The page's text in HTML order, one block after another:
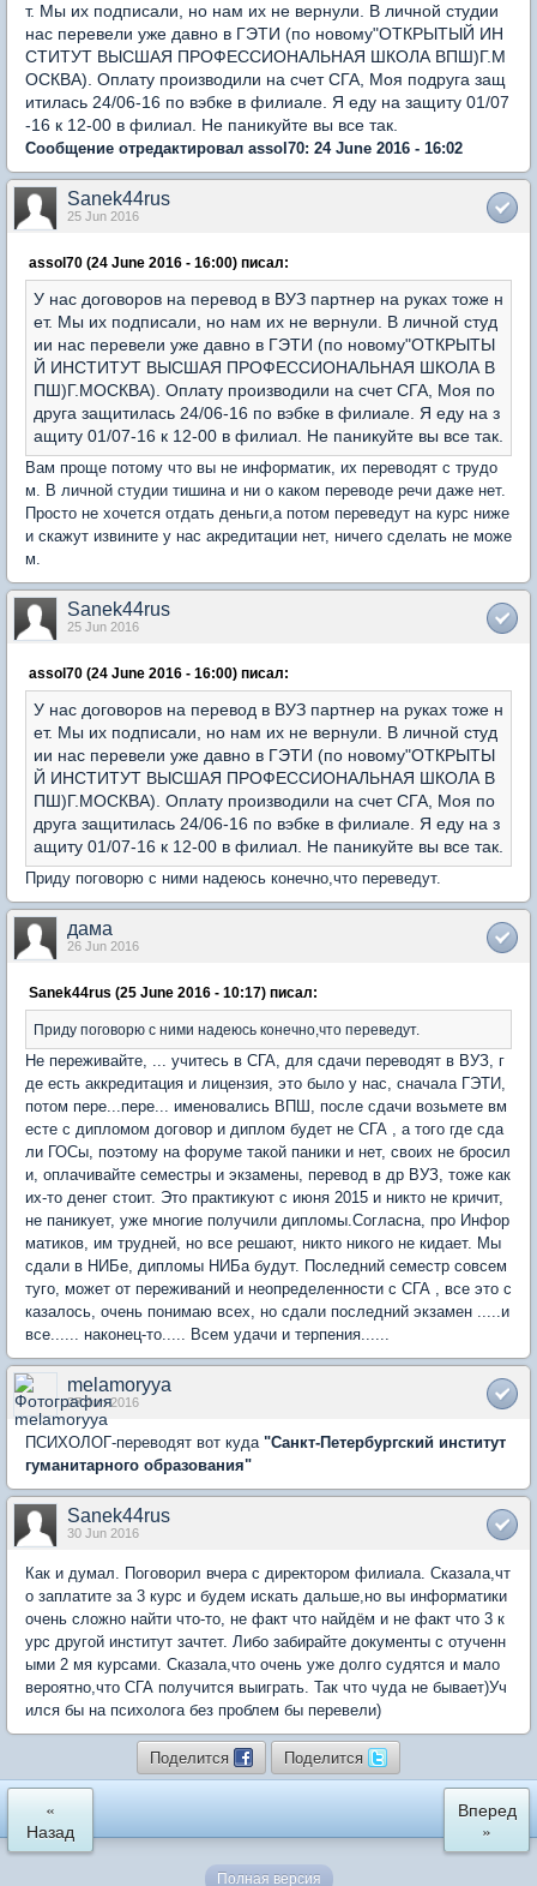
т. Мы их подписали, но нам их не вернули. В личной студии
нас перевели уже давно в ГЭТИ (по новому"ОТКРЫТЫЙ ИН
СТИТУТ ВЫСШАЯ ПРОФЕССИОНАЛЬНАЯ ШКОЛА ВПШ)Г.М
ОСКВА). Оплату производили на счет СГА, Моя подруга защ
итилась 24/06-16 по вэбке в филиале. Я еду на защиту 01/07
-16 к 12-00 в филиал. Не паникуйте вы все так.
Сообщение отредактировал assol70: 24 June 2016 - 16:02
Sanek44rus
25 Jun 2016
assol70 (24 June 2016 - 16:00) писал:
У нас договоров на перевод в ВУЗ партнер на руках тоже н
ет. Мы их подписали, но нам их не вернули. В личной студ
ии нас перевели уже давно в ГЭТИ (по новому"ОТКРЫТЫ
Й ИНСТИТУТ ВЫСШАЯ ПРОФЕССИОНАЛЬНАЯ ШКОЛА В
ПШ)Г.МОСКВА). Оплату производили на счет СГА, Моя по
друга защитилась 24/06-16 по вэбке в филиале. Я еду на з
ащиту 01/07-16 к 12-00 в филиал. Не паникуйте вы все так.
Вам проще потому что вы не информатик, их переводят с трудо
м. В личной студии тишина и ни о каком переводе речи даже нет.
Просто не хочется отдать деньги,а потом переведут на курс ниже
и скажут извините у нас акредитации нет, ничего сделать не може
м.
Sanek44rus
25 Jun 2016
assol70 (24 June 2016 - 16:00) писал:
У нас договоров на перевод в ВУЗ партнер на руках тоже н
ет. Мы их подписали, но нам их не вернули. В личной студ
ии нас перевели уже давно в ГЭТИ (по новому"ОТКРЫТЫ
Й ИНСТИТУТ ВЫСШАЯ ПРОФЕССИОНАЛЬНАЯ ШКОЛА В
ПШ)Г.МОСКВА). Оплату производили на счет СГА, Моя по
друга защитилась 24/06-16 по вэбке в филиале. Я еду на з
ащиту 01/07-16 к 12-00 в филиал. Не паникуйте вы все так.
Приду поговорю с ними надеюсь конечно,что переведут.
дама
26 Jun 2016
Sanek44rus (25 June 2016 - 10:17) писал:
Приду поговорю с ними надеюсь конечно,что переведут.
Не переживайте, ... учитесь в СГА, для сдачи переводят в ВУЗ, г
де есть аккредитация и лицензия, это было у нас, сначала ГЭТИ,
потом пере...пере... именовались ВПШ, после сдачи возьмете вм
есте с дипломом договор и диплом будет не СГА , а того где сда
ли ГОСы, поэтому на форуме такой паники и нет, своих не бросил
и, оплачивайте семестры и экзамены, перевод в др ВУЗ, тоже как
их-то денег стоит. Это практикуют с июня 2015 и никто не кричит,
не паникует, уже многие получили дипломы.Согласна, про Инфор
матиков, им трудней, но все решают, никто никого не кидает. Мы
сдали в НИБе, дипломы НИБа будут. Последний семестр совсем
туго, может от переживаний и неопределенности с СГА , все это с
казалось, очень понимаю всех, но сдали последний экзамен .....и
все...... наконец-то..... Всем удачи и терпения......
melamoryya
27 Jun 2016
ПСИХОЛОГ-переводят вот куда "Санкт-Петербургский институт
гуманитарного образования"
Sanek44rus
30 Jun 2016
Как и думал. Поговорил вчера с директором филиала. Сказала,чт
о заплатите за 3 курс и будем искать дальше,но вы информатики
очень сложно найти что-то, не факт что найдём и не факт что 3 к
урс другой институт зачтет. Либо забирайте документы с отученн
ыми 2 мя курсами. Сказала,что очень уже долго судятся и мало
вероятно,что СГА получится выиграть. Так что чуда не бывает)Уч
ился бы на психолога без проблем бы перевели)
Поделится Поделится
«
Назад
Вперед
»
Полная версия